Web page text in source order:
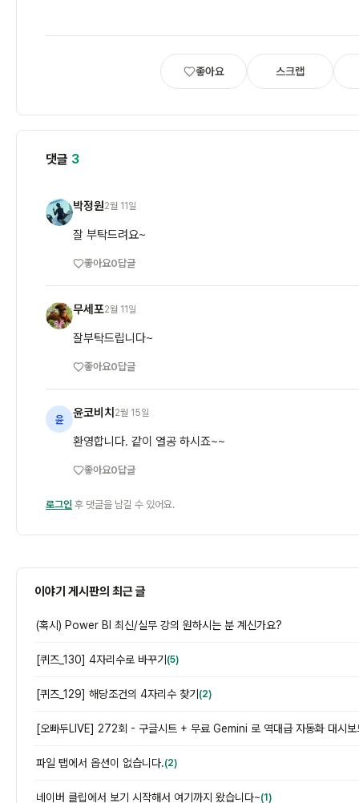
좋아요 스크랩
댓글 3
박 박정원2월 11일
잘 부탁드려요~
좋아요0답글
무 무세포2월 11일
잘부탁드립니다~
좋아요0답글
윤 윤코비치 2월 15일
환영합니다. 같이 열공 하시죠~~
좋아요0답글
로그인 후 댓글을 남길 수 있어요.
이야기 게시판의 최근 글
(혹시) Power BI 최신/실무 강의 원하시는 분 계신가요?
[퀴즈_130] 4자리수로 바꾸기 (5)
[퀴즈_129] 해당조건의 4자리수 찾기 (2)
파일 탭에서 옵션이 없습니다.(2)
네이버 클립에서 보기 시작해서 여기까지 왔습니다~(1)